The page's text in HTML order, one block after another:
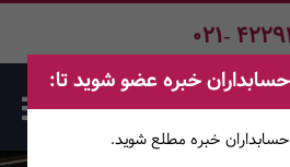
021-
خبره عضو شوید تا:
حسابداران خبره مطلع ‎شوید.